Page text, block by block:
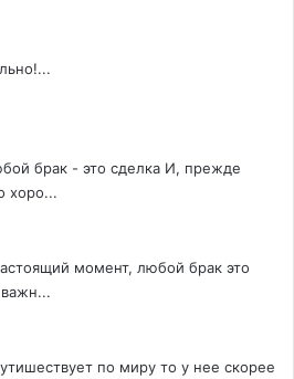
брак - это сделка И, прежде
хоро...
момент, любой брак это
по миру то у нее скорее